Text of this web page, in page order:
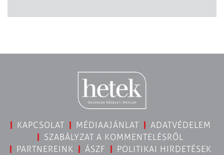
KAPCSOLAT MÉDIAAJÁNLAT
ADATVÉDELEM
SZABÁLYZAT A KOMMENTELÉSRŐL
PARTNEREINK
ÁSZF
POLITIKAI HIRDETÉSEK